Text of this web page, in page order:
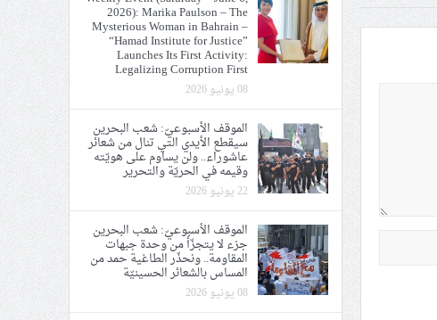
2026): Marika Paulson – The
Mysterious Woman in Bahrain –
“Hamad Institute for Justice”
Launches Its First Activity:
Legalizing Corruption First
08 يونيو 2026
الموقف الأسبوعيّ: شعب البحرين
سيقطع الأيدي التي تنال من شعائر
عاشوراء.. ولن يساوم على هويّته
وقيمه في الحريّة والتحرير
22 يونيو 2026
الموقف الأسبوعيّ: شعب البحرين
جزء لا يتجزّأ من وحدة جبهات
المقاومة.. ونحذّر الطاغية حمد من
المساس بالشعائر الحسينيّة
08 يونيو 2026